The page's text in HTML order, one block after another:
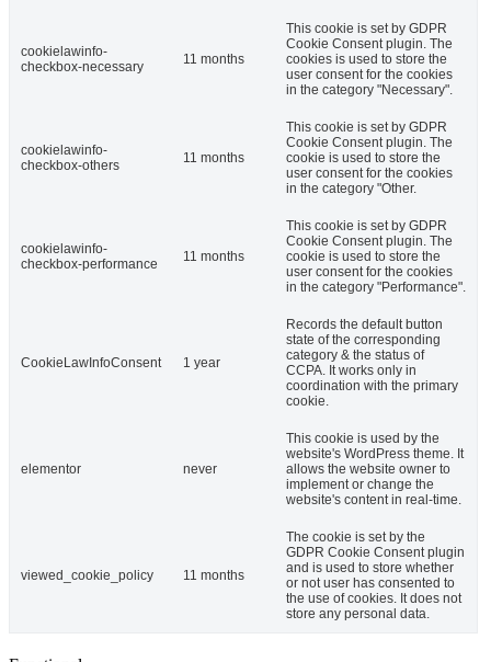
cookielawinfo-
checkbox-necessary
11 months
This cookie is set by GDPR
Cookie Consent plugin. The
cookies is used to store the
user consent for the cookies
in the category "Necessary".
cookielawinfo-
checkbox-others
11 months
This cookie is set by GDPR
Cookie Consent plugin. The
cookie is used to store the
user consent for the cookies
in the category "Other.
cookielawinfo-
checkbox-performance
11 months
This cookie is set by GDPR
Cookie Consent plugin. The
cookie is used to store the
user consent for the cookies
in the category "Performance".
CookieLawInfoConsent 1 year
Records the default button
state of the corresponding
category & the status of
CCPA. It works only in
coordination with the primary
cookie.
elementor never
This cookie is used by the
website's WordPress theme. It
allows the website owner to
implement or change the
website's content in real-time.
viewed_cookie_policy 11 months
The cookie is set by the
GDPR Cookie Consent plugin
and is used to store whether
or not user has consented to
the use of cookies. It does not
store any personal data.